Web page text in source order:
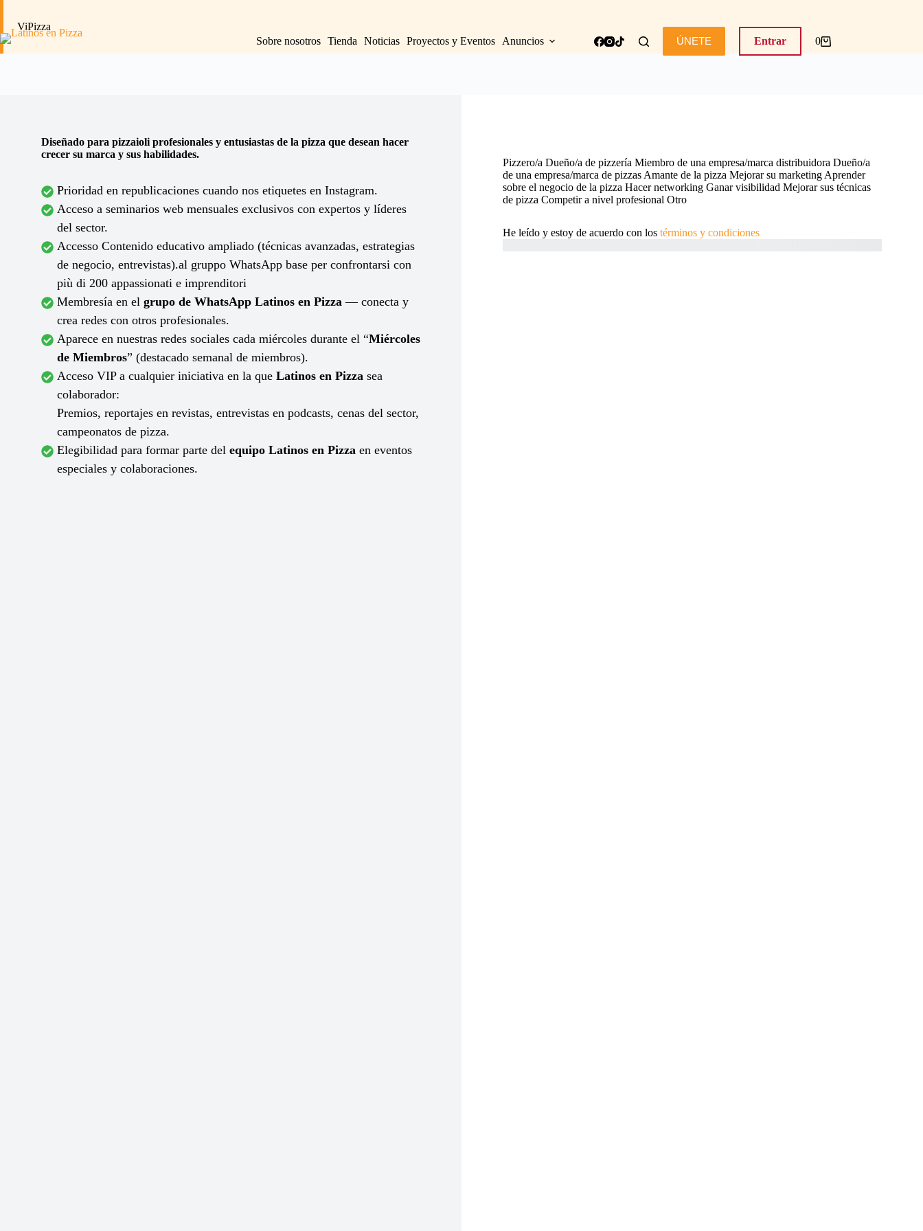
contenido
Sobre nosotros
Tienda Noticias Proyectos y Eventos Anuncios ÚNETE Entrar
Carro
0
ViPizza
Diseñado para pizzaioli profesionales y entusiastas de la pizza que desean hacer
crecer su marca y sus habilidades.
Prioridad en republicaciones cuando nos etiquetes en Instagram.
Acceso a seminarios web mensuales exclusivos con expertos y líderes
del sector.
Accesso Contenido educativo ampliado (técnicas avanzadas, estrategias
de negocio, entrevistas).al gruppo WhatsApp base per confrontarsi con
più di 200 appassionati e imprenditori
Membresía en el grupo de WhatsApp Latinos en Pizza — conecta y
crea redes con otros profesionales.
Aparece en nuestras redes sociales cada miércoles durante el “Miércoles
de Miembros” (destacado semanal de miembros).
Acceso VIP a cualquier iniciativa en la que Latinos en Pizza sea
colaborador:
Premios, reportajes en revistas, entrevistas en podcasts, cenas del sector,
campeonatos de pizza.
Elegibilidad para formar parte del equipo Latinos en Pizza en eventos
especiales y colaboraciones.
Pizzero/a Dueño/a de pizzería Miembro de una empresa/marca distribuidora Dueño/a
de una empresa/marca de pizzas Amante de la pizza Mejorar su marketing Aprender
sobre el negocio de la pizza Hacer networking Ganar visibilidad Mejorar sus técnicas
de pizza Competir a nivel profesional Otro
He leído y estoy de acuerdo con los términos y condiciones